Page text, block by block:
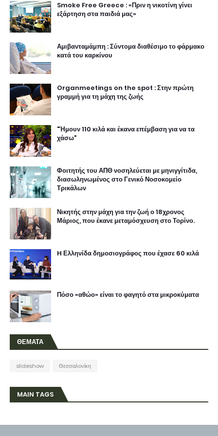
Smoke Free Greece : «Πριν η νικοτίνη γίνει
εξάρτηση στα παιδιά μας»
Αμιβανταμάμπη : Σύντομα διαθέσιμο το φάρμακο
κατά του καρκίνου
Organmeetings on the spot : Στην πρώτη
γραμμή για τη μάχη της ζωής
"Ήμουν 110 κιλά και έκανα επέμβαση για να τα
χάσω"
Φοιτητής του ΑΠΘ νοσηλεύεται με μηνιγγίτιδα,
διασωληνωμένος στο Γενικό Νοσοκομείο
Τρικάλων
Νικητής στην μάχη για την ζωή ο 18χρονος
Μάριος, που έκανε μεταμόσχευση στο Τορίνο.
H Ελληνίδα δημοσιογράφος που έχασε 60 κιλά
Πόσο «αθώο» είναι το φαγητό στα μικροκύματα
ΘΕΜΑΤΑ
slideshow Θεσσαλονίκη
MAIN TAGS